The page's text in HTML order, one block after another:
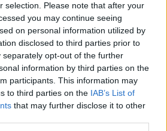
selection. Please note that after your
you may continue seeing
on personal information utilized by
disclosed to third parties prior to
separately opt-out of the further
information by third parties on the
participants. This information may
to third parties on the IAB’s List of
that may further disclose it to other
szerep hárul a szúnyoginvázió